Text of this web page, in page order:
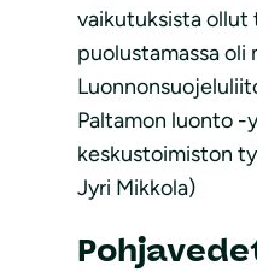
vaikutuksista ollut
puolustamassa oli
Paltamon luonto -
keskustoimiston
Jyri Mikkola)